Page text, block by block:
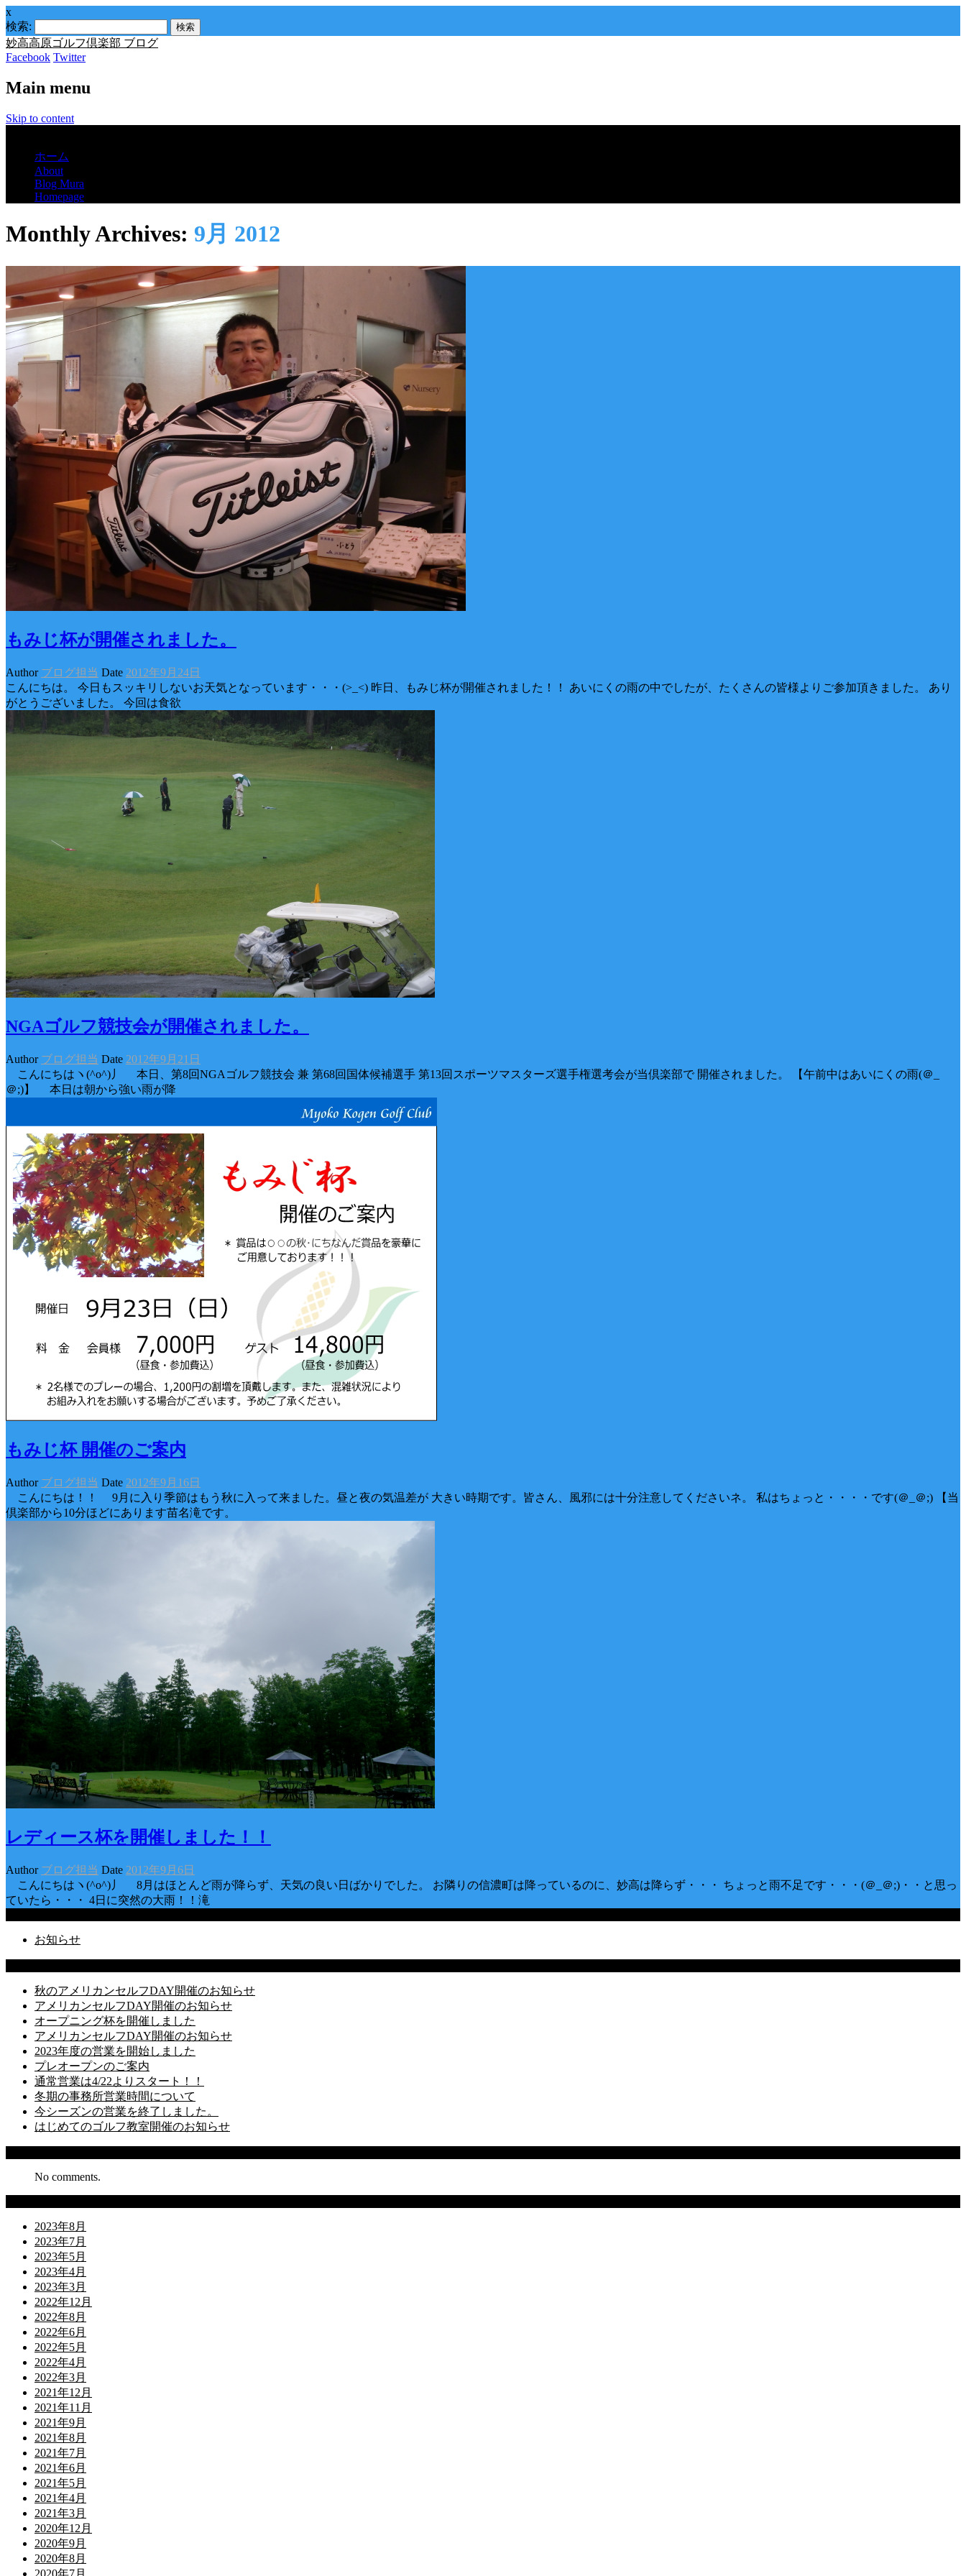
x
検索:
妙高高原ゴルフ倶楽部 ブログ
Facebook Twitter
Main menu
Skip to content
ホーム
About
Blog Mura
Homepage
Monthly Archives: 9月 2012
もみじ杯が開催されました。
Author ブログ担当 Date 2012年9月24日
こんにちは。 今日もスッキリしないお天気となっています・・・(>_<) 昨日、もみじ杯が開催されました！！ あいにくの雨の中でしたが、たくさんの皆様よりご参加頂きました。 あり
がとうございました。 今回は食欲
NGAゴルフ競技会が開催されました。
Author ブログ担当 Date 2012年9月21日
こんにちはヽ(^o^)丿 本日、第8回NGAゴルフ競技会 兼 第68回国体候補選手 第13回スポーツマスターズ選手権選考会が当倶楽部で 開催されました。 【午前中はあいにくの雨(＠_
＠;)】 本日は朝から強い雨が降
もみじ杯 開催のご案内
Author ブログ担当 Date 2012年9月16日
こんにちは！！ 9月に入り季節はもう秋に入って来ました。昼と夜の気温差が 大きい時期です。皆さん、風邪には十分注意してくださいネ。 私はちょっと・・・・です(＠_＠;) 【当
倶楽部から10分ほどにあります苗名滝です。
レディース杯を開催しました！！
Author ブログ担当 Date 2012年9月6日
こんにちはヽ(^o^)丿 8月はほとんど雨が降らず、天気の良い日ばかりでした。 お隣りの信濃町は降っているのに、妙高は降らず・・・ ちょっと雨不足です・・・(＠_＠;)・・と思っ
ていたら・・・ 4日に突然の大雨！！滝
お知らせ
秋のアメリカンセルフDAY開催のお知らせ
アメリカンセルフDAY開催のお知らせ
オープニング杯を開催しました
アメリカンセルフDAY開催のお知らせ
2023年度の営業を開始しました
プレオープンのご案内
通常営業は4/22よりスタート！！
冬期の事務所営業時間について
今シーズンの営業を終了しました。
はじめてのゴルフ教室開催のお知らせ
No comments.
2023年8月
2023年7月
2023年5月
2023年4月
2023年3月
2022年12月
2022年8月
2022年6月
2022年5月
2022年4月
2022年3月
2021年12月
2021年11月
2021年9月
2021年8月
2021年7月
2021年6月
2021年5月
2021年4月
2021年3月
2020年12月
2020年9月
2020年8月
2020年7月